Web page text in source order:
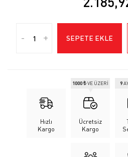
- + SEPETE EKLE
Hızlı
Kargo
Ücretsiz
Kargo
1000 ₺VE ÜZERİ 9